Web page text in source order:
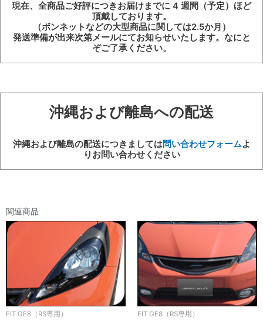
Ⅱ
ー
ン
現在、全商品ご好評につきお届けまでに 4 週間（予定）ほど
頂戴しております。
（ボンネットなどの大型商品に関しては2.5か月）
発送準備が出来次第メールにてお知らせいたします。なにと
ぞご了承ください。
沖縄および離島への配送
沖縄および離島の配送につきましては問い合わせフォームよ
りお問い合わせください
関連商品
FIT GE8（RS専用）
FIT GE8（RS専用）